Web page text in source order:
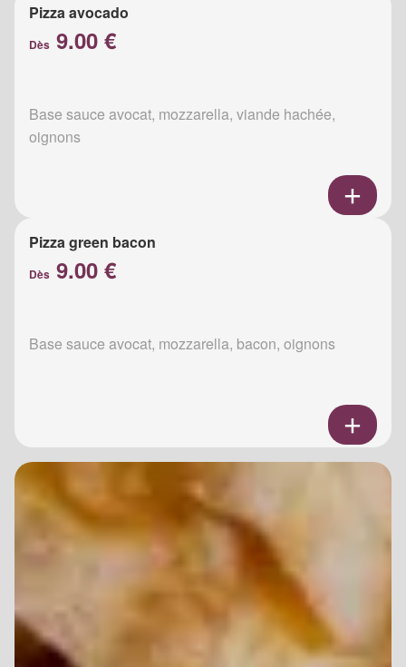
Pizza avocado
Dès 9.00 €
Base sauce avocat, mozzarella, viande hachée,
oignons
Pizza green bacon
Dès 9.00 €
Base sauce avocat, mozzarella, bacon, oignons